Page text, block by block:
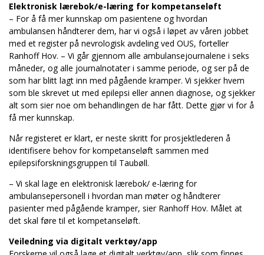
Elektronisk lærebok/e-læring for kompetanseløft
– For å få mer kunnskap om pasientene og hvordan
ambulansen håndterer dem, har vi også i løpet av våren jobbet
med et register på nevrologisk avdeling ved OUS, forteller
Ranhoff Hov. – Vi går gjennom alle ambulansejournalene i seks
måneder, og alle journalnotater i samme periode, og ser på de
som har blitt lagt inn med pågående kramper. Vi sjekker hvem
som ble skrevet ut med epilepsi eller annen diagnose, og sjekker
alt som sier noe om behandlingen de har fått. Dette gjør vi for å
få mer kunnskap.
Når registeret er klart, er neste skritt for prosjektlederen å
identifisere behov for kompetanseløft sammen med
epilepsiforskningsgruppen til Taubøll.
– Vi skal lage en elektronisk lærebok/ e-læring for
ambulansepersonell i hvordan man møter og håndterer
pasienter med pågående kramper, sier Ranhoff Hov. Målet at
det skal føre til et kompetanseløft.
Veiledning via digitalt verktøy/app